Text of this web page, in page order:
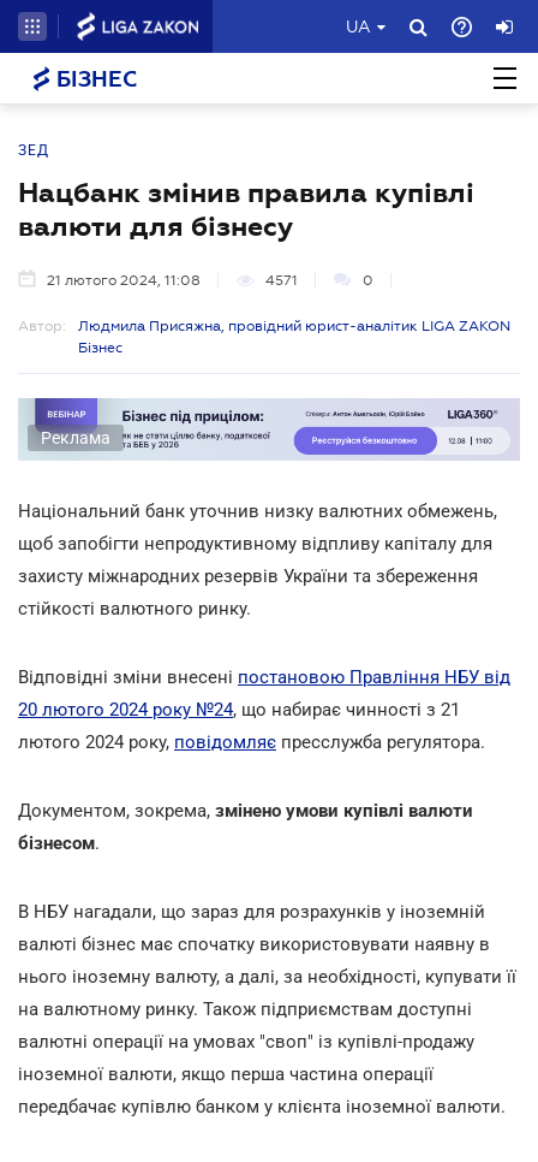
UA
БІЗНЕС
ЗЕД
Нацбанк змінив правила купівлі
валюти для бізнесу
21 лютого 2024, 11:08 4571 0
Автор:
Людмила Присяжна, провідний юрист-аналітик LIGA ZAKON
Бізнес
Реклама
Національний банк уточнив низку валютних обмежень,
щоб запобігти непродуктивному відпливу капіталу для
захисту міжнародних резервів України та збереження
стійкості валютного ринку.
Відповідні зміни внесені постановою Правління НБУ від
20 лютого 2024 року №24, що набирає чинності з 21
лютого 2024 року, повідомляє пресслужба регулятора.
Документом, зокрема, змінено умови купівлі валюти
бізнесом.
В НБУ нагадали, що зараз для розрахунків у іноземній
валюті бізнес має спочатку використовувати наявну в
нього іноземну валюту, а далі, за необхідності, купувати її
на валютному ринку. Також підприємствам доступні
валютні операції на умовах "своп" із купівлі-продажу
іноземної валюти, якщо перша частина операції
передбачає купівлю банком у клієнта іноземної валюти.